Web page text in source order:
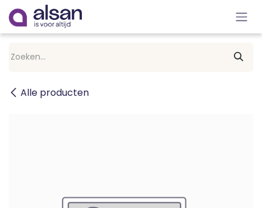
Overslaan naar inhoud
Alle producten